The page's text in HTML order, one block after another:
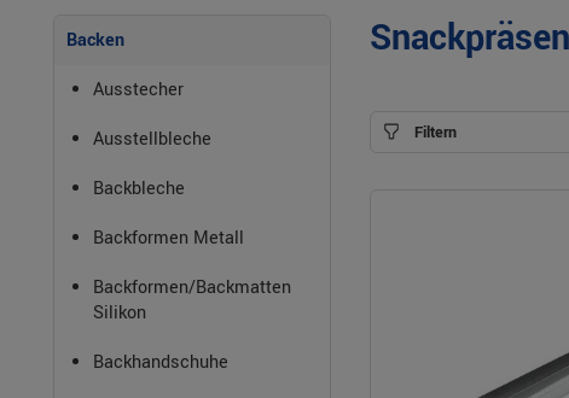
Backen
Ausstecher
Ausstellbleche
Backbleche
Backformen Metall
Backformen/Backmatten
Silikon
Backhandschuhe
Filtern